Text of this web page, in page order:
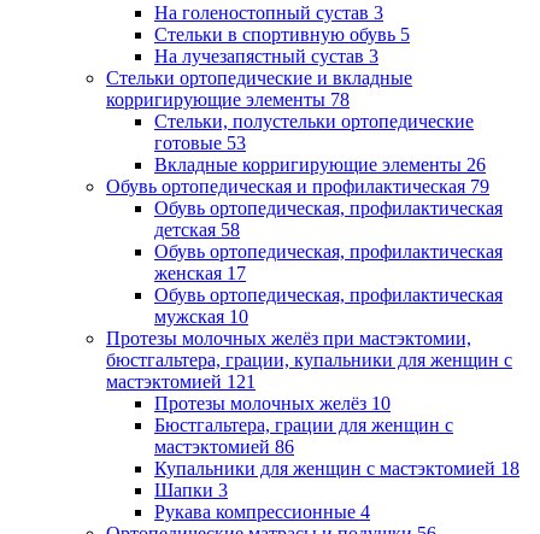
На голеностопный сустав 3
Стельки в спортивную обувь 5
На лучезапястный сустав 3
Стельки ортопедические и вкладные
корригирующие элементы 78
Стельки, полустельки ортопедические
готовые 53
Вкладные корригирующие элементы 26
Обувь ортопедическая и профилактическая 79
Обувь ортопедическая, профилактическая
детская 58
Обувь ортопедическая, профилактическая
женская 17
Обувь ортопедическая, профилактическая
мужская 10
Протезы молочных желёз при мастэктомии,
бюстгальтера, грации, купальники для женщин с
мастэктомией 121
Протезы молочных желёз 10
Бюстгальтера, грации для женщин с
мастэктомией 86
Купальники для женщин с мастэктомией 18
Шапки 3
Рукава компрессионные 4